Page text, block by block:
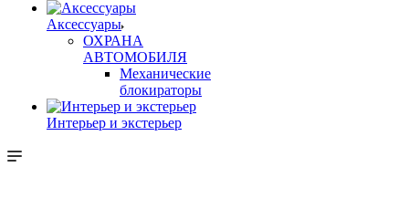
Аксессуары
ОХРАНА
АВТОМОБИЛЯ
Механические
блокираторы
Интерьер и экстерьер